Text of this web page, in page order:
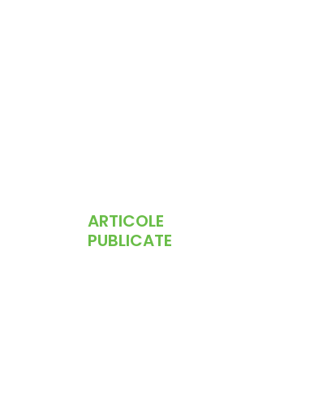
ARTICOLE
PUBLICATE